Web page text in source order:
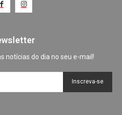
notícias do dia no seu e-mail!
Inscreva-se